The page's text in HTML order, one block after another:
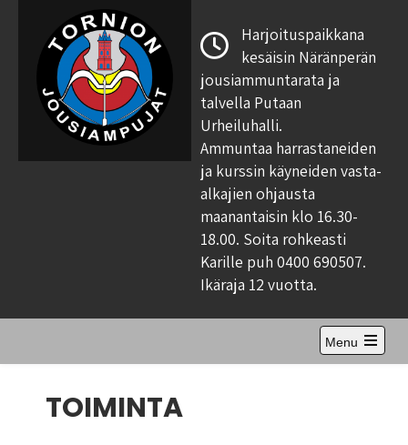
content
Harjoituspaikkana
kesäisin Näränperän
jousiammuntarata ja
talvella Putaan
Urheiluhalli.
Ammuntaa harrastaneiden
ja kurssin käyneiden vasta-
alkajien ohjausta
maanantaisin klo 16.30-
18.00. Soita rohkeasti
Karille puh 0400 690507.
Ikäraja 12 vuotta.
Menu
Open
TOIMINTA